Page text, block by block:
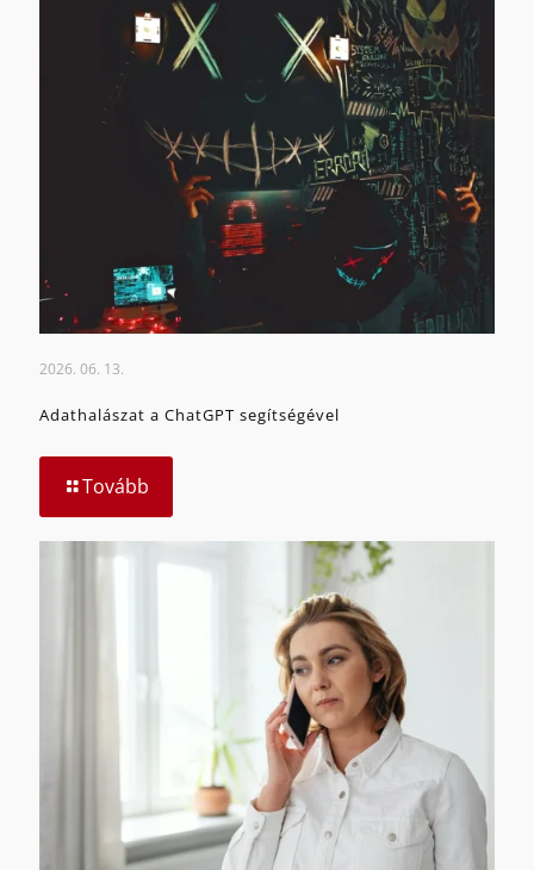
2026. 06. 13.
Adathalászat a ChatGPT segítségével
Tovább